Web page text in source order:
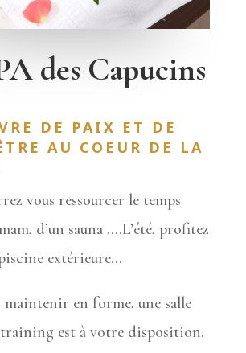
des Capucins
DE PAIX ET DE
AU COEUR DE LA
vous ressourcer le temps
d’un sauna ….L’été, profitez
extérieure…
maintenir en forme, une salle
est à votre disposition.